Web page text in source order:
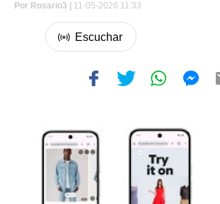
Por Rosario3 | 11-05-2026 11:33